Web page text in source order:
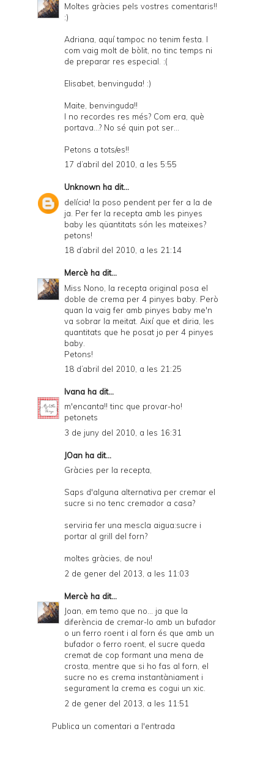
Moltes gràcies pels vostres comentaris!!
:)
Adriana, aquí tampoc no tenim festa. I
com vaig molt de bòlit, no tinc temps ni
de preparar res especial. :(
Elisabet, benvinguda! :)
Maite, benvinguda!!
I no recordes res més? Com era, què
portava...? No sé quin pot ser...
Petons a tots/es!!
17 d’abril del 2010, a les 5:55
Unknown ha dit...
delícia! la poso pendent per fer a la de
ja. Per fer la recepta amb les pinyes
baby les qüantitats són les mateixes?
petons!
18 d’abril del 2010, a les 21:14
Mercè ha dit...
Miss Nono, la recepta original posa el
doble de crema per 4 pinyes baby. Però
quan la vaig fer amb pinyes baby me'n
va sobrar la meitat. Així que et diria, les
quantitats que he posat jo per 4 pinyes
baby.
Petons!
18 d’abril del 2010, a les 21:25
Ivana ha dit...
m'encanta!! tinc que provar-ho!
petonets
3 de juny del 2010, a les 16:31
JOan ha dit...
Gràcies per la recepta,
Saps d'alguna alternativa per cremar el
sucre si no tenc cremador a casa?
serviria fer una mescla aigua:sucre i
portar al grill del forn?
moltes gràcies, de nou!
2 de gener del 2013, a les 11:03
Mercè ha dit...
Joan, em temo que no... ja que la
diferència de cremar-lo amb un bufador
o un ferro roent i al forn és que amb un
bufador o ferro roent, el sucre queda
cremat de cop formant una mena de
crosta, mentre que si ho fas al forn, el
sucre no es crema instantàniament i
segurament la crema es cogui un xic.
2 de gener del 2013, a les 11:51
Publica un comentari a l'entrada